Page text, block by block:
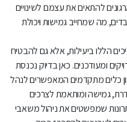
להתאים את עצמם לשינויים
מה שמחייב גמישות ויכולת
הללו ביעילות, אלא גם להבטיח
ומעודכנים. כאן בדיוק נכנסת
כלים מתקדמים המאפשרים לנהל
גמישה ומותאמת לצרכים
שמפשטים את ניהול משאבי